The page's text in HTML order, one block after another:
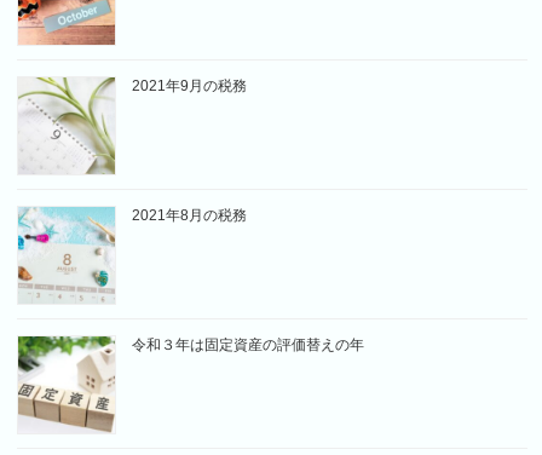
2021年9月の税務
2021年8月の税務
令和３年は固定資産の評価替えの年